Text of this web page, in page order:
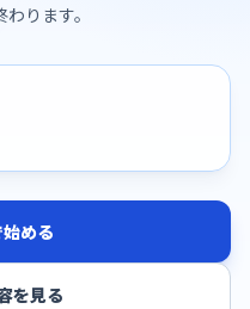
ります。
める
を見る